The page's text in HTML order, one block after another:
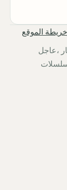
خريطة الموقع
،عاجل